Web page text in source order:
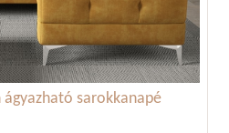
sarokkanapé